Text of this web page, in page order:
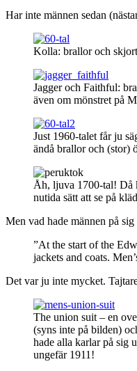
Har inte männen sedan
Kolla: brallor och
Jagger och Faithful:
även om mönstret på
Just 1960-talet får ju
ändå brallor och (stor)
Åh, ljuva 1700-tal! Då
nutida sätt att se på
Men vad hade männen på
”At the start of the
jackets and coats.
Det var ju inte mycket.
The union suit – en
(syns inte på bilden)
hade alla karlar på sig
ungefär 1911!